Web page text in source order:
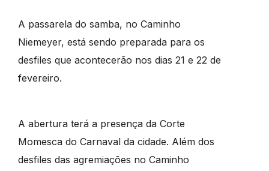
A passarela do samba, no Caminho
Niemeyer, está sendo preparada para os
desfiles que acontecerão nos dias 21 e 22 de
fevereiro.
A abertura terá a presença da Corte
Momesca do Carnaval da cidade. Além dos
desfiles das agremiações no Caminho